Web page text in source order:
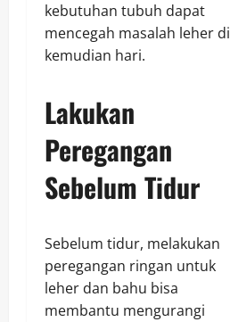
kebutuhan tubuh dapat
mencegah masalah leher di
kemudian hari.
Lakukan
Peregangan
Sebelum Tidur
Sebelum tidur, melakukan
peregangan ringan untuk
leher dan bahu bisa
membantu mengurangi